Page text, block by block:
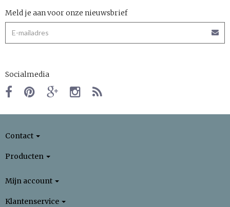
Meld je aan voor onze nieuwsbrief
Socialmedia
Contact
Producten
Mijn account
Klantenservice